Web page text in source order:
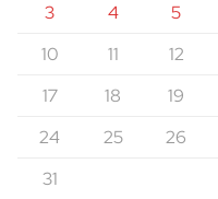
3
4 5
10
11 12
17
18 19
24
25 26
31